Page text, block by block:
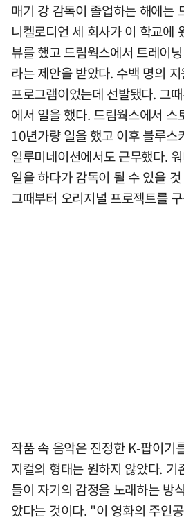
매기 강 감독이 졸업하는 해에는
니켈로디언 세 회사가 이 학교에
뷰를 했고 드림웍스에서 트레이
라는 제안을 받았다. 수백 명의
프로그램이었는데 선발됐다. 그
에서 일을 했다. 드림웍스에서 스
10년가량 일을 했고 이후 블루스
일루미네이션에서도 근무했다.
일을 하다가 감독이 될 수 있을
그때부터 오리지널 프로젝트를
작품 속 음악은 진정한 K-팝이기
지컬의 형태는 원하지 않았다. 기
들이 자기의 감정을 노래하는 방
았다는 것이다. "이 영화의 주인